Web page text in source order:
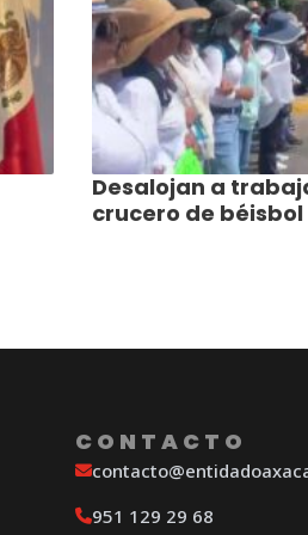
Desalojan a
crucero de béisbol
CONTACTO
951 129 29 68